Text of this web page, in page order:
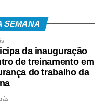
SEMANA
da inauguração
de treinamento em
do trabalho da